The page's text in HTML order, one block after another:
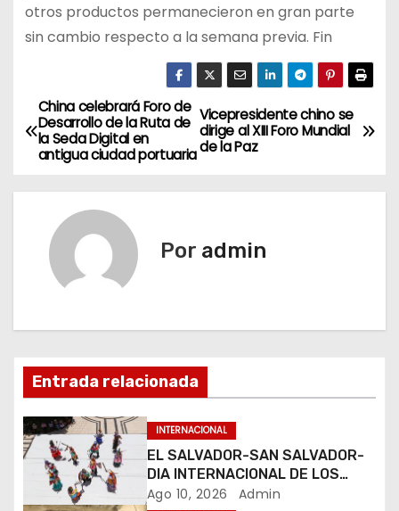
otros productos permanecieron en gran parte
sin cambio respecto a la semana previa. Fin
N
a
v
ó
n
Vicepresidente chino se
dirige al XIII Foro Mundial
de la Paz
China celebrará Foro de
Desarrollo de la Ruta de
la Seda Digital en
antigua ciudad portuaria
Por admin
Entrada relacionada
INTERNACIONAL
EL SALVADOR-SAN SALVADOR-
DIA INTERNACIONAL DE LOS
PUEBLOS INDIGENAS
Ago 10, 2026 Admin